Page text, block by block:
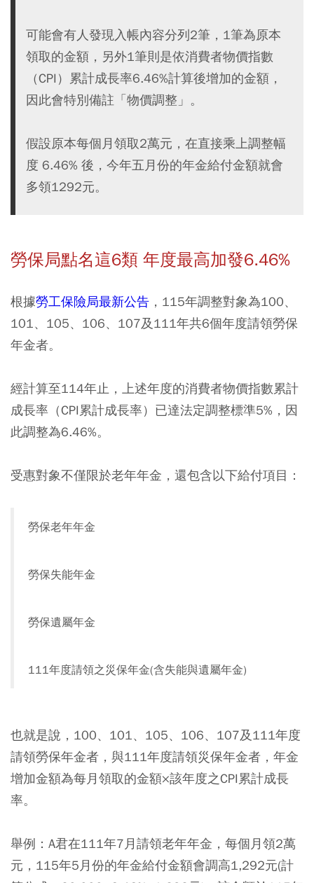
可能會有人發現入帳內容分列2筆，1筆為原本
領取的金額，另外1筆則是依消費者物價指數
（CPI）累計成長率6.46%計算後增加的金額，
因此會特別備註「物價調整」。
假設原本每個月領取2萬元，在直接乘上調整幅
度 6.46% 後，今年五月份的年金給付金額就會
多領1292元。
勞保局點名這6類 年度最高加發6.46%
根據勞工保險局最新公告 ，115年調整對象為100、
101、105、106、107及111年共6個年度請領勞保
年金者。
經計算至114年止，上述年度的消費者物價指數累計
成長率（CPI累計成長率）已達法定調整標準5%，因
此調整為6.46%。
受惠對象不僅限於老年年金，還包含以下給付項目：
勞保老年年金
勞保失能年金
勞保遺屬年金
111年度請領之災保年金(含失能與遺屬年金)
也就是說，100、101、105、106、107及111年度
請領勞保年金者，與111年度請領災保年金者，年金
增加金額為每月領取的金額×該年度之CPI累計成長
率。
舉例：A君在111年7月請領老年年金，每個月領2萬
元，115年5月份的年金給付金額會調高1,292元(計